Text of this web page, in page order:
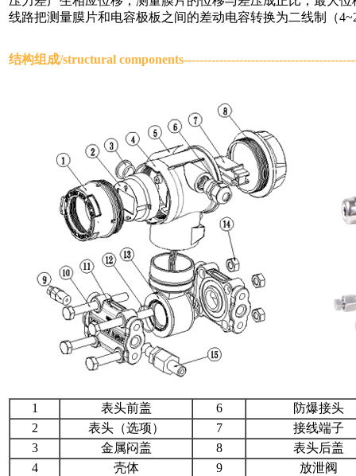
线路把测量膜片和电容极板之间的差动电容转换为二线制（
结构组成/structural components
1 表头前盖 6
防爆接头
2
表头（选项） 7
接线端子
3
金属闷盖 8
表头后盖
4
壳体 9
放泄阀